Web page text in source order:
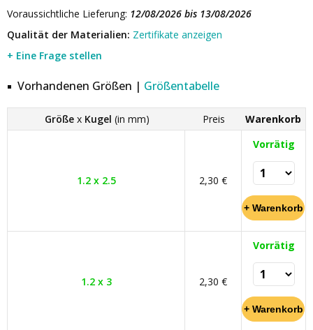
Voraussichtliche Lieferung: 12/08/2026 bis 13/08/2026
Qualität der Materialien: Zertifikate anzeigen
+ Eine Frage stellen
Vorhandenen Größen | Größentabelle
Größex Kugel (in mm) Preis Warenkorb
1.2 x 2.5 2,30 €
Vorrätig
1.2 x 3 2,30 €
Vorrätig